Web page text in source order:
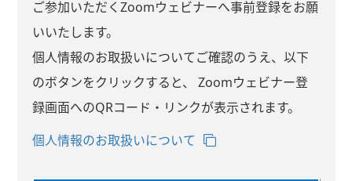
ご参加いただくZoomウェビナーへ事前登録をお願
いいたします。
個人情報のお取扱いについてご確認のうえ、以下
のボタンをクリックすると、 Zoomウェビナー登
録画面へのQRコード・リンクが表示されます。
個人情報のお取扱いについて